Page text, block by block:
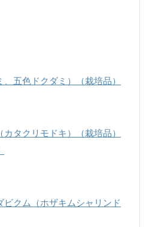
五色ドクダミ）（栽培品）
タクリモドキ）（栽培品）
ビクム（ホザキムシャリンド